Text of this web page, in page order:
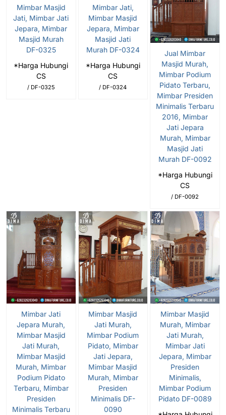
Mimbar Masjid
Jati, Mimbar Jati
Jepara, Mimbar
Masjid Murah
DF-0325
*Harga Hubungi
CS
/ DF-0325
Mimbar Jati,
Mimbar Masjid
Jepara, Mimbar
Masjid Jati
Murah DF-0324
*Harga Hubungi
CS
/ DF-0324
Jual Mimbar
Masjid Murah,
Mimbar Podium
Pidato Terbaru,
Mimbar Presiden
Minimalis Terbaru
2016, Mimbar
Jati Jepara
Murah, Mimbar
Masjid Jati
Murah DF-0092
*Harga Hubungi
CS
/ DF-0092
Mimbar Jati
Jepara Murah,
Mimbar Masjid
Jati Murah,
Mimbar Masjid
Murah, Mimbar
Podium Pidato
Terbaru, Mimbar
Presiden
Minimalis Terbaru
Mimbar Masjid
Jati Murah,
Mimbar Podium
Pidato, Mimbar
Jati Jepara,
Mimbar Masjid
Murah, Mimbar
Presiden
Minimalis DF-
0090
Mimbar Masjid
Murah, Mimbar
Jati Murah,
Mimbar Jati
Jepara, Mimbar
Presiden
Minimalis,
Mimbar Podium
Pidato DF-0089